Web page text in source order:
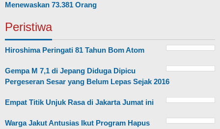
Menewaskan 73.381 Orang
Peristiwa
Hiroshima Peringati 81 Tahun Bom Atom
Gempa M 7,1 di Jepang Diduga Dipicu
Pergeseran Sesar yang Belum Lepas Sejak 2016
Empat Titik Unjuk Rasa di Jakarta Jumat ini
Warga Jakut Antusias Ikut Program Hapus